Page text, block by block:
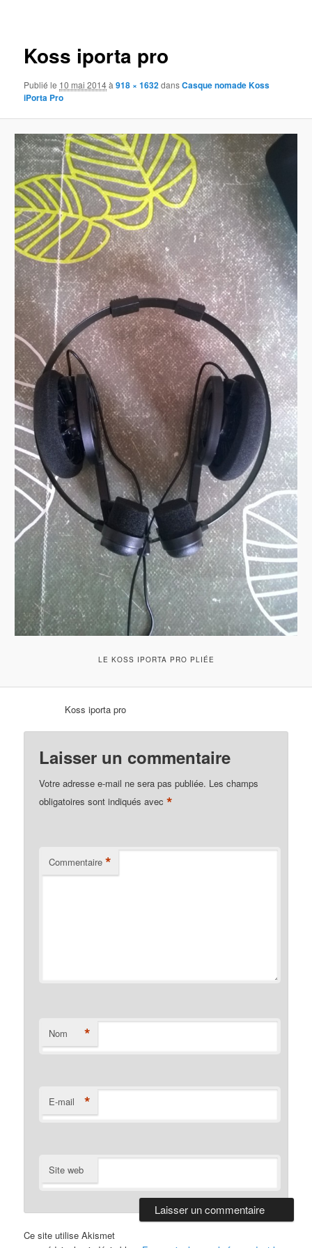
Koss iporta pro
Publié le 10 mai 2014à918 × 1632dansCasque nomade Koss
iPorta Pro
LE KOSS IPORTA PRO PLIÉE
Koss iporta pro
Laisser un commentaire
Votre adresse e-mail ne sera pas publiée. Les champs
obligatoires sont indiqués avec*
Commentaire *
Nom *
E-mail *
Site web
Ce site utilise Akismet